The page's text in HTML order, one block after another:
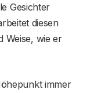
Gesichter
diesen
Weise, wie er
immer